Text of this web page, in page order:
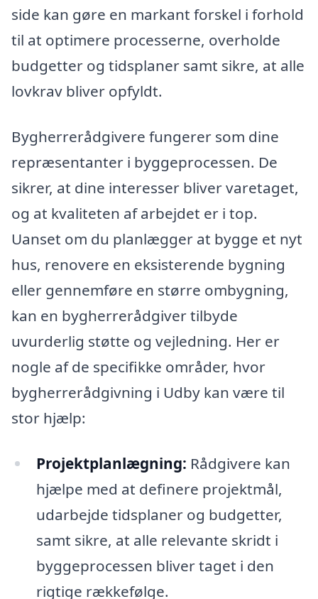
side kan gøre en markant forskel i forhold
til at optimere processerne, overholde
budgetter og tidsplaner samt sikre, at alle
lovkrav bliver opfyldt.
Bygherrerådgivere fungerer som dine
repræsentanter i byggeprocessen. De
sikrer, at dine interesser bliver varetaget,
og at kvaliteten af arbejdet er i top.
Uanset om du planlægger at bygge et nyt
hus, renovere en eksisterende bygning
eller gennemføre en større ombygning,
kan en bygherrerådgiver tilbyde
uvurderlig støtte og vejledning. Her er
nogle af de specifikke områder, hvor
bygherrerådgivning i Udby kan være til
stor hjælp:
Projektplanlægning: Rådgivere kan
hjælpe med at definere projektmål,
udarbejde tidsplaner og budgetter,
samt sikre, at alle relevante skridt i
byggeprocessen bliver taget i den
rigtige rækkefølge.